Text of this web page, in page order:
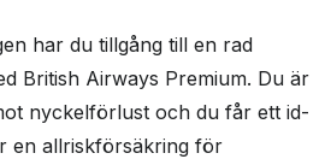
har du tillgång till en rad
British Airways Premium. Du är
nyckelförlust och du får ett id-
en allriskförsäkring för